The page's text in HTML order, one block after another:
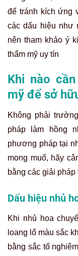
để tránh kích ứng
các dấu hiệu như
nên tham khảo ý
thẩm mỹ uy tín
Khi nào
mỹ để sở
Không phải
pháp làm hồng
phương pháp tại
mong muố, hãy
bằng các giải pháp
Dấu hiệu nhủ
Khi nhủ hoa
loang lổ màu sắc
bằng sắc tố